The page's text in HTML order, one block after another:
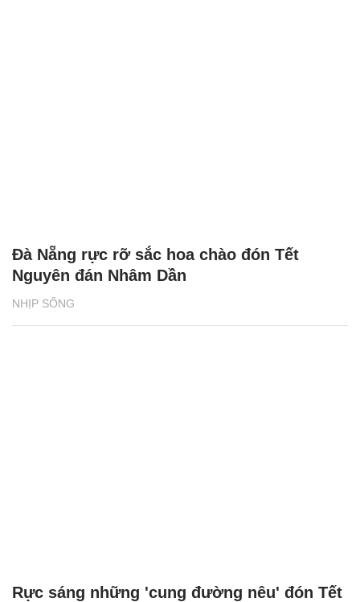
NHỊP SỐNG
Đà Nẵng rực rỡ sắc hoa chào đón Tết
Nguyên đán Nhâm Dần
Rực sáng những 'cung đường nêu' đón Tết